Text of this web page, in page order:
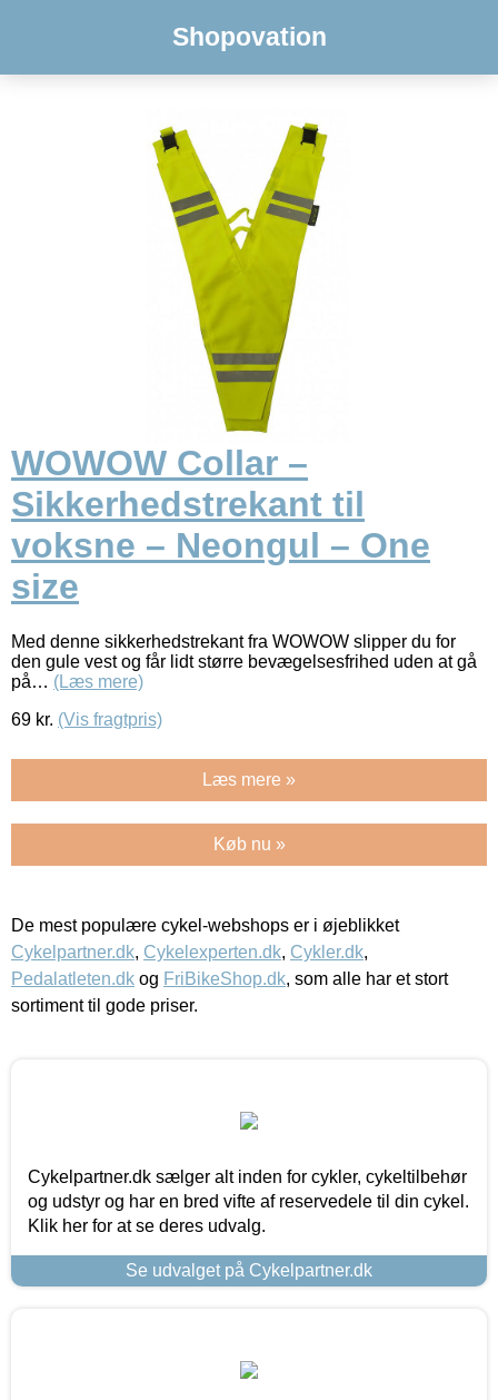
Shopovation
WOWOW Collar –
Sikkerhedstrekant til
voksne – Neongul – One
size
Med denne sikkerhedstrekant fra WOWOW slipper du for
den gule vest og får lidt større bevægelsesfrihed uden at gå
på… (Læs mere)
69 kr. (Vis fragtpris)
Læs mere »
Køb nu »
De mest populære cykel-webshops er i øjeblikket
Cykelpartner.dk, Cykelexperten.dk, Cykler.dk,
Pedalatleten.dk og FriBikeShop.dk, som alle har et stort
sortiment til gode priser.
Cykelpartner.dk sælger alt inden for cykler, cykeltilbehør
og udstyr og har en bred vifte af reservedele til din cykel.
Klik her for at se deres udvalg.
Se udvalget på Cykelpartner.dk